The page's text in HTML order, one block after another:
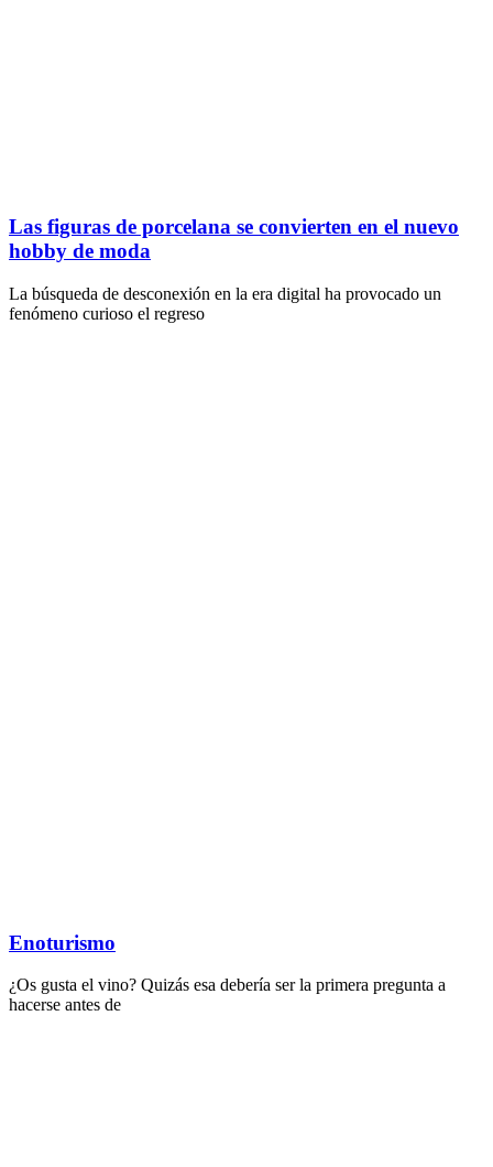
Las figuras de porcelana se convierten en el nuevo
hobby de moda
La búsqueda de desconexión en la era digital ha provocado un
fenómeno curioso el regreso
Enoturismo
¿Os gusta el vino? Quizás esa debería ser la primera pregunta a
hacerse antes de